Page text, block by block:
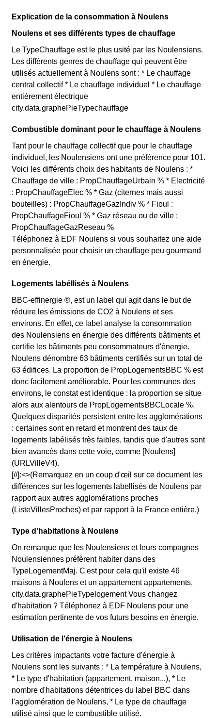
Explication de la consommation à Noulens
Noulens et ses différents types de chauffage
Le TypeChauffage est le plus usité par les Noulensiens.
Les différents genres de chauffage qui peuvent être
utilisés actuellement à Noulens sont : * Le chauffage
central collectif * Le chauffage individuel * Le chauffage
entièrement électrique
city.data.graphePieTypechauffage
Combustible dominant pour le chauffage à Noulens
Tant pour le chauffage collectif que pour le chauffage
individuel, les Noulensiens ont une préférence pour 101.
Voici les différents choix des habitants de Noulens : *
Chauffage de ville : PropChauffageUrbain % * Electricité
: PropChauffageElec % * Gaz (citernes mais aussi
bouteilles) : PropChauffageGazIndiv % * Fioul :
PropChauffageFioul % * Gaz réseau ou de ville :
PropChauffageGazReseau %
Téléphonez à EDF Noulens si vous souhaitez une aide
personnalisée pour choisir un chauffage peu gourmand
en énergie.
Logements labéllisés à Noulens
BBC-effinergie ®, est un label qui agit dans le but de
réduire les émissions de CO2 à Noulens et ses
environs. En effet, ce label analyse la consommation
des Noulensiens en énergie des différents bâtiments et
certifie les bâtiments peu consommateurs d'énergie.
Noulens dénombre 63 bâtiments certifiés sur un total de
63 édifices. La proportion de PropLogementsBBC % est
donc facilement améliorable. Pour les communes des
environs, le constat est identique : la proportion se situe
alors aux alentours de PropLogementsBBCLocale %.
Quelques disparités persistent entre les agglomérations
: certaines sont en retard et montrent des taux de
logements labélisés très faibles, tandis que d'autres sont
bien avancés dans cette voie, comme [Noulens]
(URLVilleV4).
[//]:<>(Remarquez en un coup d'œil sur ce document les
différences sur les logements labellisés de Noulens par
rapport aux autres agglomérations proches
(ListeVillesProches) et par rapport à la France entière.)
Type d'habitations à Noulens
On remarque que les Noulensiens et leurs compagnes
Noulensiennes préfèrent habiter dans des
TypeLogementMaj. C'est pour cela qu'il existe 46
maisons à Noulens et un appartement appartements.
city.data.graphePieTypelogement Vous changez
d'habitation ? Téléphonez à EDF Noulens pour une
estimation pertinente de vos futurs besoins en énergie.
Utilisation de l'énergie à Noulens
Les critères impactants votre facture d'énergie à
Noulens sont les suivants : * La température à Noulens,
* Le type d'habitation (appartement, maison...), * Le
nombre d'habitations détentrices du label BBC dans
l'agglomération de Noulens, * Le type de chauffage
utilisé ainsi que le combustible utilisé.